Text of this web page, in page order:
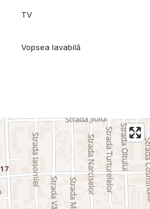
TV
Vopsea lavabilă